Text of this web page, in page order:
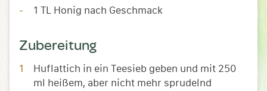
1 TL Honig nach Geschmack
Zubereitung
Huflattich in ein Teesieb geben und mit 250
ml heißem, aber nicht mehr sprudelnd